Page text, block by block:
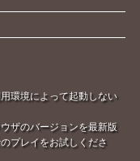
環境によって起動しない
ザのバージョンを最新版
プレイをお試しくださ